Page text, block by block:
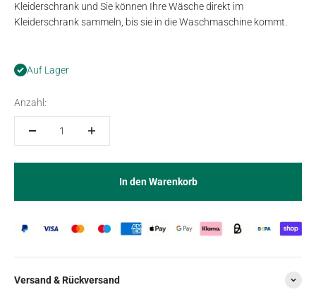
Kleiderschrank und Sie können Ihre Wäsche direkt im
Kleiderschrank sammeln, bis sie in die Waschmaschine kommt.
Auf Lager
Anzahl:
In den Warenkorb
Versand & Rückversand